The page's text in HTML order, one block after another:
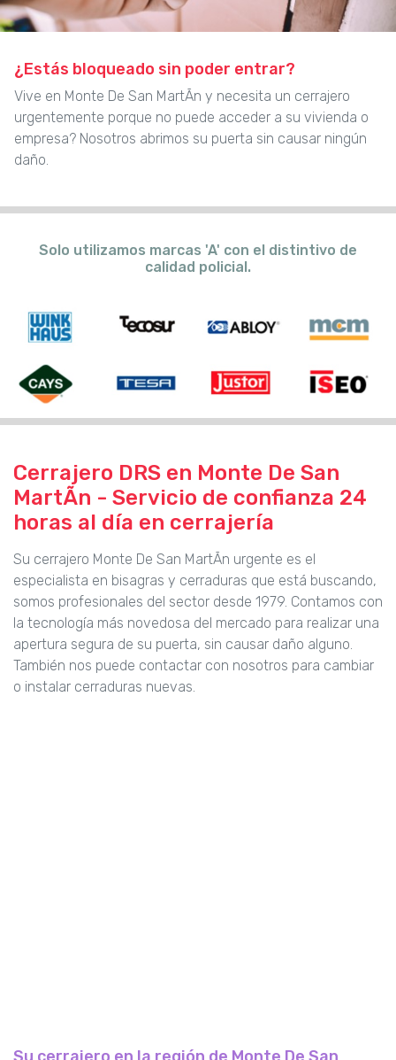
¿Estás bloqueado sin poder entrar?
Vive en Monte De San MartÃn y necesita un cerrajero
urgentemente porque no puede acceder a su vivienda o
empresa? Nosotros abrimos su puerta sin causar ningún
daño.
Solo utilizamos marcas 'A' con el distintivo de
calidad policial.
Cerrajero DRS en Monte De San
MartÃn - Servicio de confianza 24
horas al día en cerrajería
Su cerrajero Monte De San MartÃn urgente es el
especialista en bisagras y cerraduras que está buscando,
somos profesionales del sector desde 1979. Contamos con
la tecnología más novedosa del mercado para realizar una
apertura segura de su puerta, sin causar daño alguno.
También nos puede contactar con nosotros para cambiar
o instalar cerraduras nuevas.